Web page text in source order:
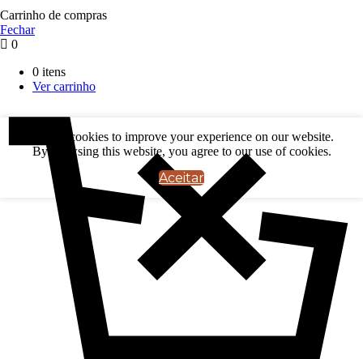
Carrinho de compras
Fechar
We use cookies to improve your experience on our website.
By browsing this website, you agree to our use of cookies.
Aceitar
0
0 itens
Ver carrinho